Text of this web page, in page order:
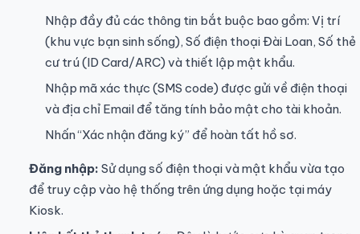
Nhập đầy đủ các thông tin bắt buộc bao gồm: Vị trí
(khu vực bạn sinh sống), Số điện thoại Đài Loan, Số thẻ
cư trú (ID Card/ARC) và thiết lập mật khẩu.
Nhập mã xác thực (SMS code) được gửi về điện thoại
và địa chỉ Email để tăng tính bảo mật cho tài khoản.
Nhấn “Xác nhận đăng ký” để hoàn tất hồ sơ.
Đăng nhập: Sử dụng số điện thoại và mật khẩu vừa tạo
để truy cập vào hệ thống trên ứng dụng hoặc tại máy
Kiosk.